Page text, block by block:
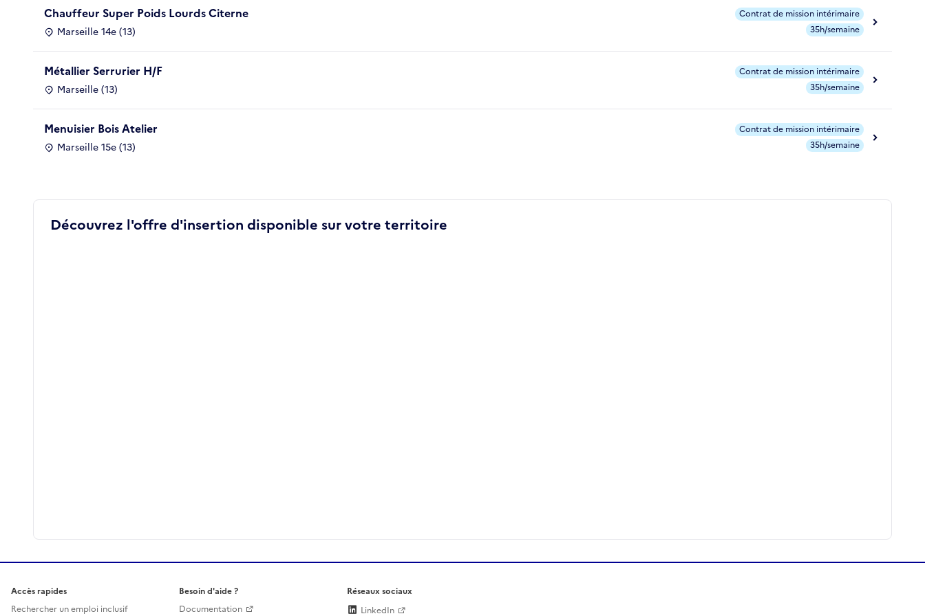
Chauffeur Super Poids Lourds Citerne
Marseille 14e (13)
Contrat de mission intérimaire
35h/semaine
Métallier Serrurier H/F
Marseille (13)
Contrat de mission intérimaire
35h/semaine
Menuisier Bois Atelier
Marseille 15e (13)
Contrat de mission intérimaire
35h/semaine
Découvrez l'offre d'insertion disponible sur votre territoire
Accès rapides
Rechercher un emploi inclusif
Besoin d'aide ?
Documentation
Réseaux sociaux
LinkedIn